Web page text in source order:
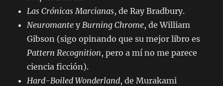
Las Crónicas Marcianas, de Ray Bradbury.
Neuromante yBurning Chrome, de William
Gibson (sigo opinando que su mejor libro es
Pattern Recognition, pero a mí no me parece
ciencia ficción).
Hard-Boiled Wonderland, de Murakami